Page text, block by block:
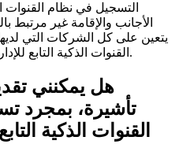
التسجيل في نظام القنوات
الأجانب والإقامة غير
يتعين على كل الشركات التي
القنوات الذكية التابع للإدارة العامة لشؤون الأجانب والإقامة.
هل يمكنني
تأشيرة، بمجرد
القنوات الذكية